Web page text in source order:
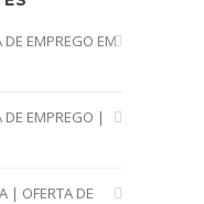
EMPREGO EM
DE EMPREGO |
| OFERTA DE